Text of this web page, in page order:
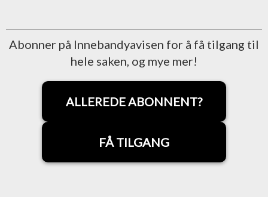
Abonner på Innebandyavisen for å få tilgang til
hele saken, og mye mer!
ALLEREDE ABONNENT?
FÅ TILGANG